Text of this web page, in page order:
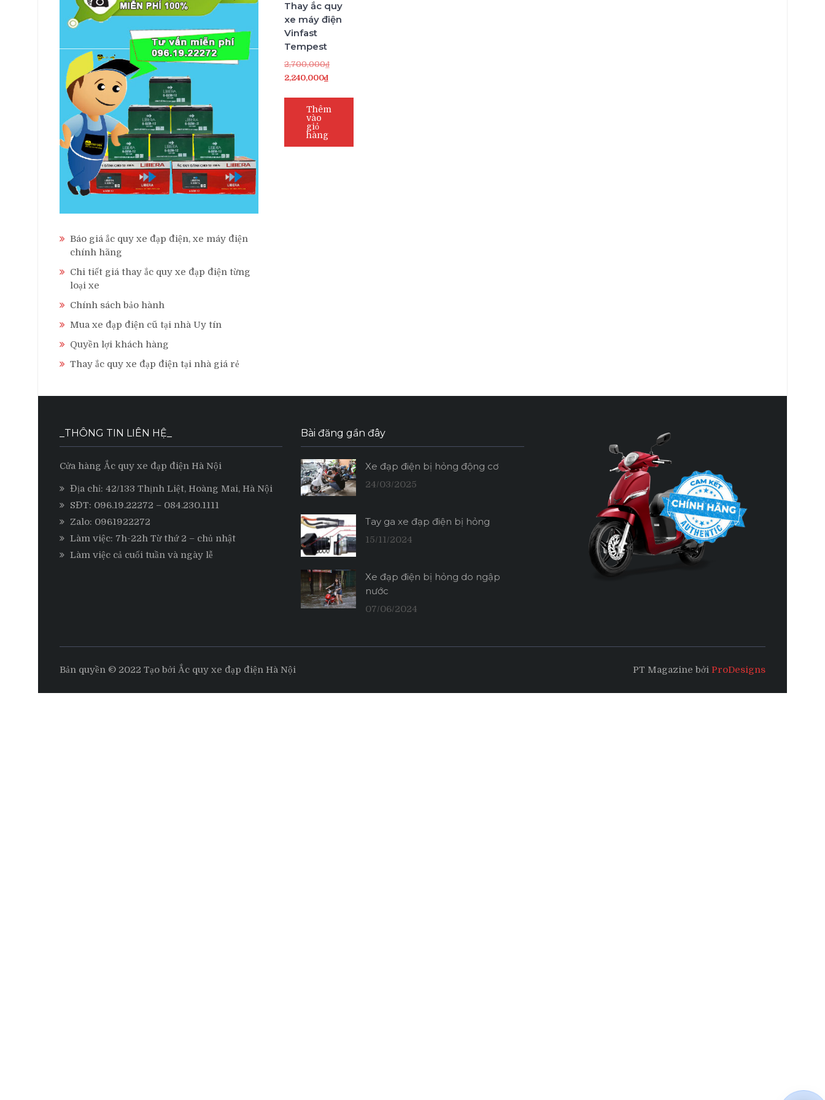
Thay ắc quy
xe máy điện
Vinfast
Tempest
2,700,000₫Giá
2,240,000₫Giá
2,240,000₫.
Thêm
vào
giỏ
hàng
Báo giá ắc quy xe đạp điện, xe máy điện
chính hãng
Chi tiết giá thay ắc quy xe đạp điện từng
loại xe
Chính sách bảo hành
Mua xe đạp điện cũ tại nhà Uy tín
Quyền lợi khách hàng
Thay ắc quy xe đạp điện tại nhà giá rẻ
_THÔNG TIN LIÊN HỆ_
Cửa hàng Ắc quy xe đạp điện Hà Nội
Địa chỉ: 42/133 Thịnh Liệt, Hoàng Mai, Hà Nội
SĐT: 096.19.22272 – 084.230.1111
Zalo: 0961922272
Làm việc: 7h-22h Từ thứ 2 – chủ nhật
Làm việc cả cuối tuần và ngày lễ
Bài đăng gần đây
Xe đạp điện bị hỏng động cơ
24/03/2025
Tay ga xe đạp điện bị hỏng
15/11/2024
Xe đạp điện bị hỏng do ngập
nước
07/06/2024
Bản quyền © 2022 Tạo bởi Ắc quy xe đạp điện Hà Nội PT Magazine bởi ProDesigns